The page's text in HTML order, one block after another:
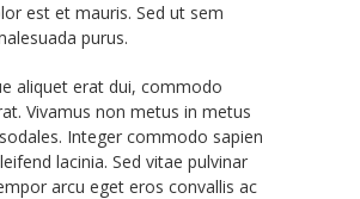
est et mauris. Sed ut sem
purus.
aliquet erat dui, commodo
Vivamus non metus in metus
Integer commodo sapien
lacinia. Sed vitae pulvinar
arcu eget eros convallis ac